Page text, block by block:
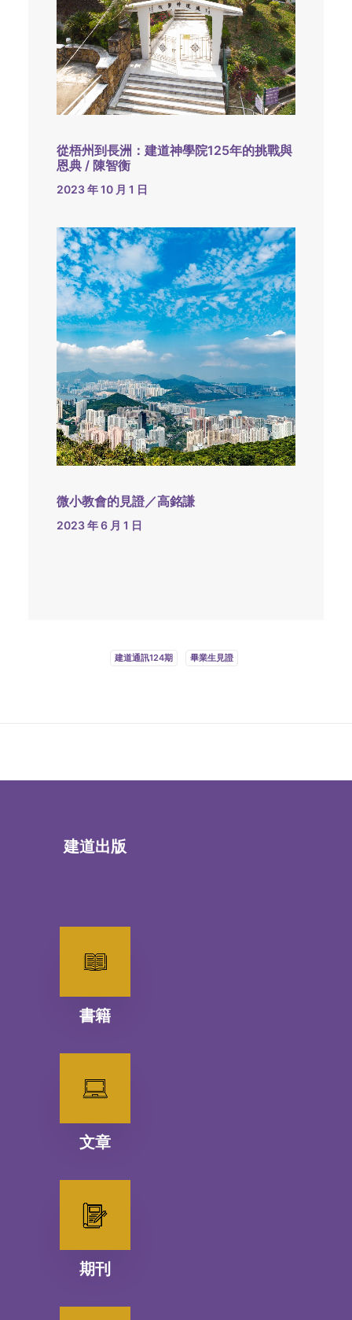
從梧州到長洲：建道神學院125年的挑戰與
恩典 / 陳智衡
2023 年 10 月 1 日
微小教會的見證／高銘謙
2023 年 6 月 1 日
建道通訊124期 畢業生見證
建道出版
書籍
文章
期刊